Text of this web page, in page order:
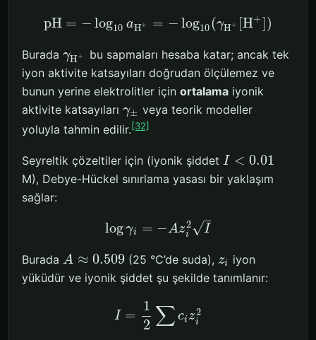
pH = − log10 aH+ = − log10 (γH+ [H+])
Burada γH+
bu sapmaları hesaba katar; ancak tek
iyon aktivite katsayıları doğrudan ölçülemez ve
bunun yerine elektrolitler için ortalama iyonik
aktivite katsayıları γ± veya teorik modeller
yoluyla tahmin edilir.[32]
Seyreltik çözeltiler için (iyonik şiddet I < 0.01
M), Debye-Hückel sınırlama yasası bir yaklaşım
sağlar:
logγi = −Az2
i I
–
√
Burada A ≈ 0.509 (25 °C’de suda),zi
iyon
yüküdür ve iyonik şiddet şu şekilde tanımlanır:
I =
1
2 ∑ ciz2
i